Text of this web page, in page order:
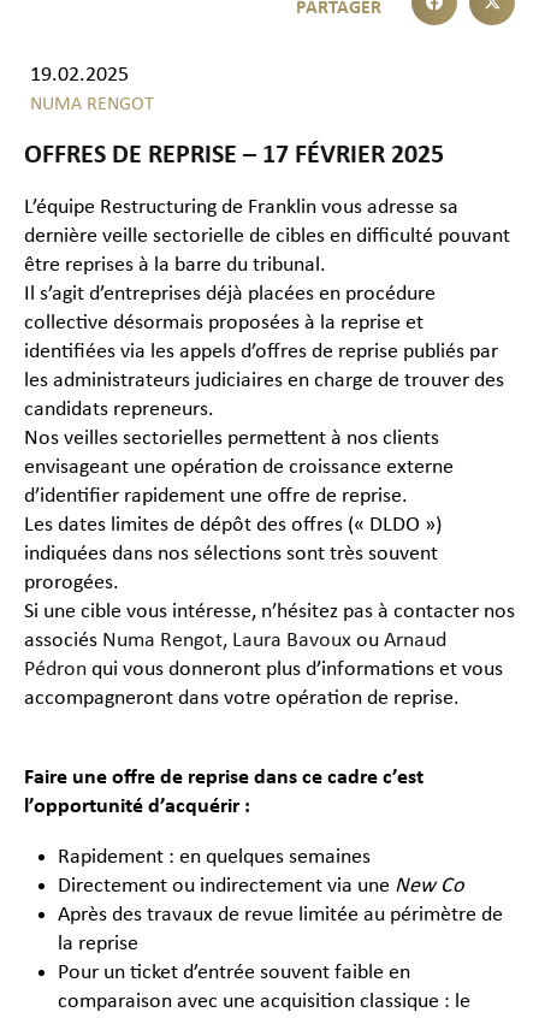
19.02.2025
NUMA RENGOT
OFFRES DE REPRISE – 17 FÉVRIER 2025
L’équipe Restructuring de Franklin vous adresse sa
dernière veille sectorielle de cibles en difficulté pouvant
être reprises à la barre du tribunal.
Il s’agit d’entreprises déjà placées en procédure
collective désormais proposées à la reprise et
identifiées via les appels d’offres de reprise publiés par
les administrateurs judiciaires en charge de trouver des
candidats repreneurs.
Nos veilles sectorielles permettent à nos clients
envisageant une opération de croissance externe
d’identifier rapidement une offre de reprise.
Les dates limites de dépôt des offres (« DLDO »)
indiquées dans nos sélections sont très souvent
prorogées.
Si une cible vous intéresse, n’hésitez pas à contacter nos
associés Numa Rengot, Laura Bavoux ou Arnaud
Pédron qui vous donneront plus d’informations et vous
accompagneront dans votre opération de reprise.
Faire une offre de reprise dans ce cadre c’est
l’opportunité d’acquérir :
Rapidement : en quelques semaines
Directement ou indirectement via une New Co
Après des travaux de revue limitée au périmètre de
la reprise
Pour un ticket d’entrée souvent faible en
comparaison avec une acquisition classique : le